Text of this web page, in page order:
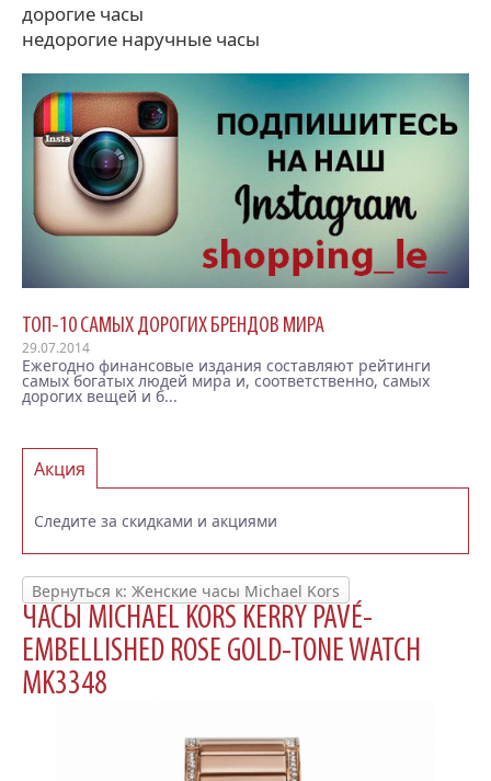
дорогие часы
недорогие наручные часы
ТОП-10 САМЫХ ДОРОГИХ БРЕНДОВ МИРА
29.07.2014
Ежегодно финансовые издания составляют рейтинги
самых богатых людей мира и, соответственно, самых
дорогих вещей и б...
Акция
Следите за скидками и акциями
Вернуться к: Женские часы Michael Kors
ЧАСЫ MICHAEL KORS KERRY PAVÉ-
EMBELLISHED ROSE GOLD-TONE WATCH
MK3348